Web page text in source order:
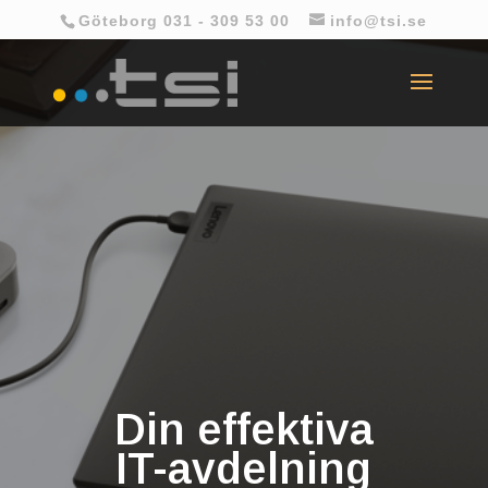
Göteborg 031 - 309 53 00 info@tsi.se
Din effektiva
IT-avdelning